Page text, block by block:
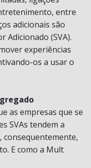
entre
adicionais são
Adicionado (SVA).
experiências
os a usar o
as empresas que se
SVAs tendem a
consequentemente,
E como a Mult